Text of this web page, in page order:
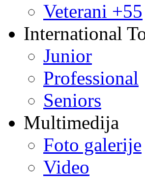
Veterani +55
International
Junior
Professional
Seniors
Multimedija
Foto galerije
Video